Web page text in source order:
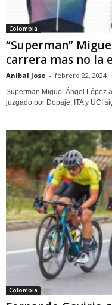
Colombia
“Superman”
carrera mas no la
Anibal Jose - febrero 22, 2024
Superman Miguel Ángel López
juzgado por Dopaje, ITA y UCI
Colombia